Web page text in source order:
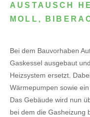
AUSTAUSCH
MOLL,
Bei dem Bauvorhaben
Gaskessel ausgebaut
Heizsystem ersetzt.
Wärmepumpen sowie
Das Gebäude wird nun
bei dem die Gasheizung